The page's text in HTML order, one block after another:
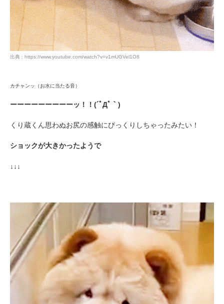
出典 : https://www.youtube.com/watch?v=v1mUGVel1O8
カチャンッ（お水に当たる音）
ーーーーーーーーーッ！！(´ﾟДﾟ｀)
くり蔵くん思わぬお尻の感触にびっくりしちゃったみたい！
ショックが大きかったようで
↓↓↓